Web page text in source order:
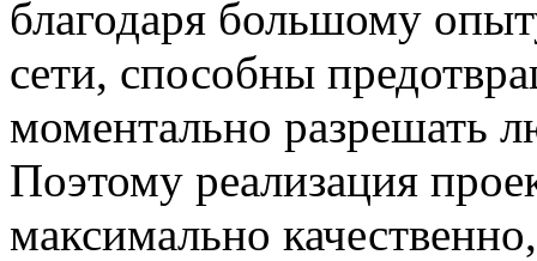
благодаря большому
сети, способны
моментально разрешать
Поэтому реализация
максимально